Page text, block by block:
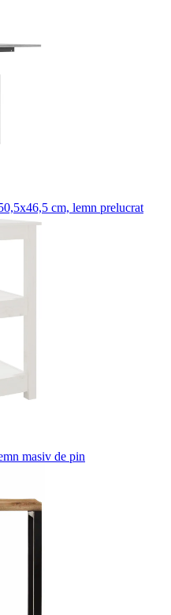
cm, lemn prelucrat
masiv de pin